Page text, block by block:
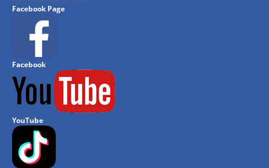
Facebook Page
Facebook
YouTube